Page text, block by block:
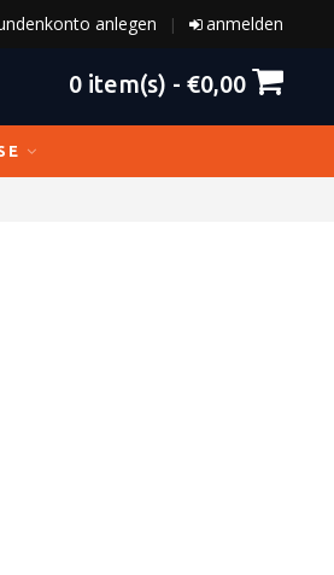
anmelden
|
anlegen
0 item(s) - €0,00